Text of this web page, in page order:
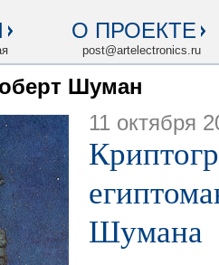
О ПРОЕКТЕ
post@artelectronics.ru
Шуман
11 октября
Шумана